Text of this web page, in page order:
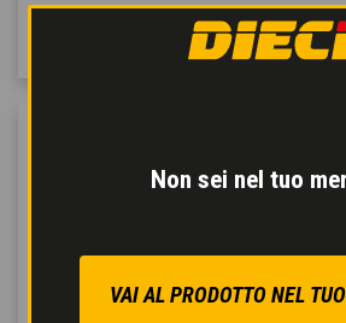
Non sei nel tuo
VAI AL PRODOTTO NEL
agganciato.